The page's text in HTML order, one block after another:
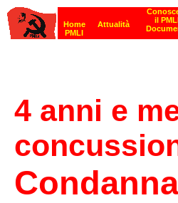
4 anni e